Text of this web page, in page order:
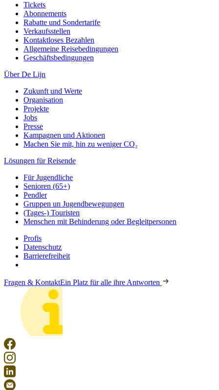
Tickets
Abonnements
Rabatte und Sondertarife
Verkaufsstellen
Kontaktloses Bezahlen
Allgemeine Reisebedingungen
Geschäftsbedingungen
Über De Lijn
Zukunft und Werte
Organisation
Projekte
Jobs
Presse
Kampagnen und Aktionen
Machen Sie mit, hin zu weniger CO₂
Lösungen für Reisende
Für Jugendliche
Senioren (65+)
Pendler
Gruppen un Jugendbewegungen
(Tages-) Touristen
Menschen mit Behinderung oder Begleitpersonen
Profis
Datenschutz
Barrierefreiheit
Fragen & KontaktEin Platz für alle ihre Antworten